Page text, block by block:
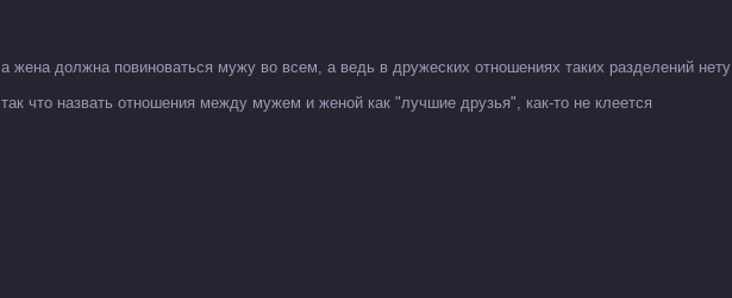
а жена должна повиноваться мужу во всем, а ведь в дружеских отношениях таких разделений нету
так что назвать отношения между мужем и женой как "лучшие друзья", как-то не клеется